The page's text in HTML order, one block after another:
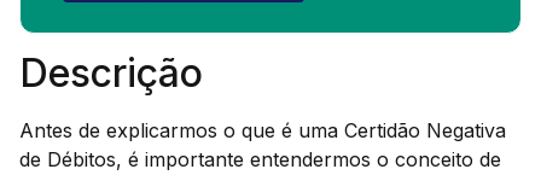
Descrição
Antes de explicarmos o que é uma Certidão Negativa
de Débitos, é importante entendermos o conceito de